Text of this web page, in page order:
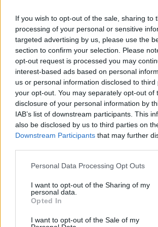
If you wish to opt-out of the sale, sharing to
processing of your personal or sensitive
targeted advertising by us, please use the
section to confirm your selection. Please
opt-out request is processed you may
interest-based ads based on personal
us or personal information disclosed to
your opt-out. You may separately opt-out of
disclosure of your personal information by
IAB’s list of downstream participants. This
also be disclosed by us to third parties on
Downstream Participants that may further
Please note that this website/app uses one
not limited to your visit or usage behaviour.
grant or deny consent to Google and its
use your data for below specified purposes
consent section.
Personal Data Processing Opt Outs
I want to opt-out of the Sharing of my
personal data.
Opted In
I want to opt-out of the Sale of my
συμπαίκτες μου, Στίγκα, Μίλη,
Τοζίδη, Μπαμπαλιούτα, Πιπέργια
Γιάννης Κυριακίδης. Χωρίς αυτούς δεν
να αντέξω για τόσο διάστημα»
οποίος εντυπωσιάστηκε από το βαθμό
Ελλήνων.
«Δεν μπορώ να πω πολλά για τους
αρκετά για το λαό της σας. Άγνωστοι με
δεν είχα μιλήσει πάνω από μία φορά, ή
Δέχθηκα πολλές προτάσεις για να φάω